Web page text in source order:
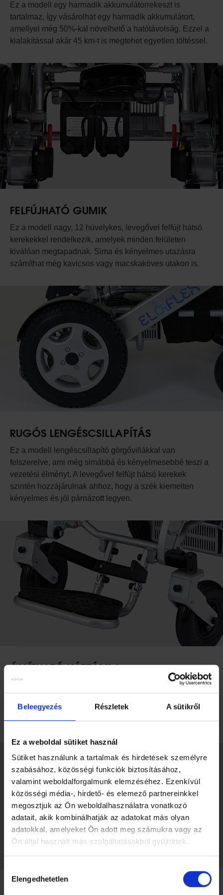
Beleegyezés Részletek A sütikről
Ez a weboldal sütiket használ
Sütiket használunk a tartalmak és hirdetések személyre
szabásához, közösségi funkciók biztosításához,
valamint weboldalforgalmunk elemzéséhez. Ezenkívül
közösségi média-, hirdető- és elemező partnereinkkel
megosztjuk az Ön weboldalhasználatra vonatkozó
adatait, akik kombinálhatják az adatokat más olyan
adatokkal, amelyeket Ön adott meg számukra vagy az
Ön által használt más szolgáltatásokból gyűjtöttek.
kiválasztása
Elengedhetetlen
Ez a modell egy harmadik akkumulátorrekeszt is
tartalmaz, így vásárolhat egy harmadik akkumulátort,
amellyel még 50%-kal növelhető a hatótávolság. Ezzel a
kialakítással akár 45 km-t is megtehet egyetlen töltéssel.
FELFÚJHATÓ GUMIK
Ez a modell nagy, 12 hüvelykes, levegővel felfújt hátsó
kerekekkel rendelkezik, amelyek minden felületen
kiválóan megtapadnak. Sima és kényelmes utazásra
számíthat még kavicsos vagy macskaköves utakon is.
RUGÓS LENGÉSCSILLAPÍTÁS
Ez a modell lengéscsillapító görgővillákkal van
felszerelve, ami még simábbá és kényelmesebbé teszi a
vezetési élményt. A levegővel felfújt hátsó kerekek
szintén hozzájárulnak ahhoz, hogy a szék kiemelten
kényelmes és jól párnázott legyen.
Ez a modell állítható háttámlával rendelkezik, amely
kényelem érdekében. A háttámla dőlésszöge egy kézzel,
egyszerűen rugalmasabb ülőpozícióba állítható.